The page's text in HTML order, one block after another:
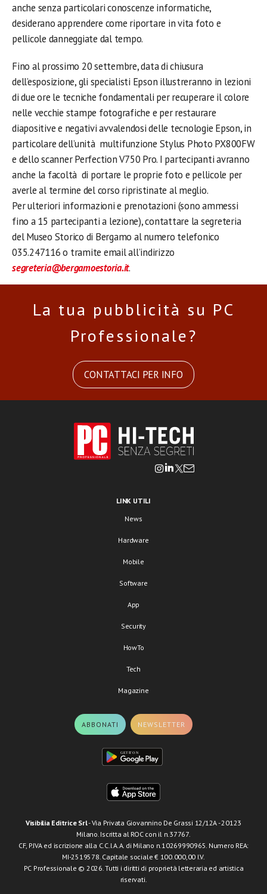
anche senza particolari conoscenze informatiche,
desiderano apprendere come riportare in vita foto e
pellicole danneggiate dal tempo.
Fino al prossimo 20 settembre, data di chiusura
dell’esposizione, gli specialisti Epson illustreranno in lezioni
di due ore le tecniche fondamentali per recuperare il colore
nelle vecchie stampe fotografiche e per restaurare
diapositive e negativi avvalendosi delle tecnologie Epson, in
particolare dell’unità multifunzione Stylus Photo PX800FW
e dello scanner Perfection V750 Pro. I partecipanti avranno
anche la facoltà di portare le proprie foto e pellicole per
averle al termine del corso ripristinate al meglio.
Per ulteriori informazioni e prenotazioni (sono ammessi
fino a 15 partecipanti a lezione), contattare la segreteria
del Museo Storico di Bergamo al numero telefonico
035.247116 o tramite email all’indirizzo
segreteria@bergamoestoria.it.
La tua pubblicità su PC
Professionale?
CONTATTACI PER INFO
LINK UTILI
News
Hardware
Mobile
Software
App
Security
HowTo
Tech
Magazine
ABBONATI NEWSLETTER
Visibilia Editrice Srl- Via Privata Giovannino De Grassi 12/12A - 20123
Milano. Iscritta al ROC con il n.37767.
CF, P.IVA ed iscrizione alla C.C.I.A.A. di Milano n.10269990965. Numero REA:
MI-2519578. Capitale sociale € 100.000,00 I.V.
PC Professionale © 2026. Tutti i diritti di proprietà letteraria ed artistica
riservati.